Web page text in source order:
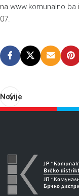
na www.komunalno.ba
07.
Novije